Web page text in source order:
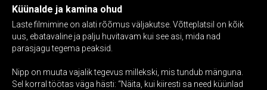
Küünalde ja kamina ohud
Laste filmimine on alati rõõmus väljakutse. Võtteplatsil on kõik
uus, ebatavaline ja palju huvitavam kui see asi, mida nad
parasjagu tegema peaksid.
Nipp on muuta vajalik tegevus millekski, mis tundub mänguna.
Sel korral töötas väga hästi: “Näita, kui kiiresti sa need küünlad